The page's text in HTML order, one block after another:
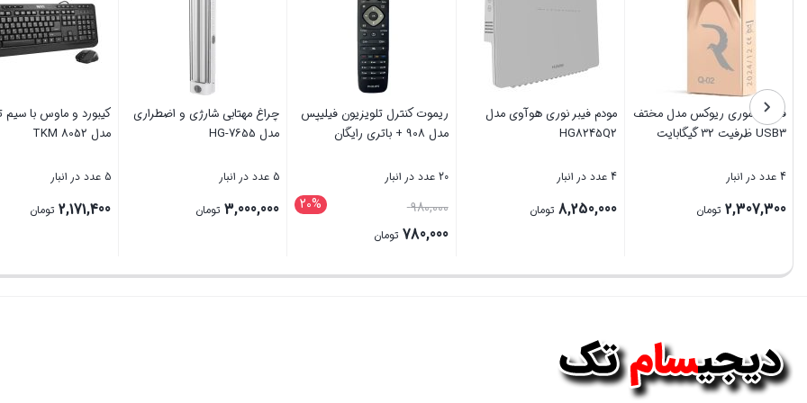
فلش مموری ریوکس مدل مختف
USB3 ظرفیت 32 گیگابایت
4 عدد در انبار
2,307,300 تومان
بستن
مودم فیبر نوری هوآوی مدل
HG8245Q2
4 عدد در انبار
8,250,000 تومان
بستن
ریموت کنترل تلویزیون فیلیپس
مدل 908 + باتری رایگان
20 عدد در انبار
20% 980,000قیمت
اصلی
بود.
780,000 تومان
بستن
چراغ مهتابی شارژی و اضطراری
مدل HG-7655
5 عدد در انبار
3,000,000 تومان
بستن
کیبورد و ماوس با سیم
مدل TKM 8052
5 عدد در انبار
2,171,400 تومان
بستن